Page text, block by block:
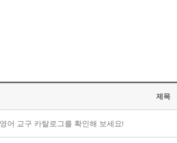
제목
어 교구 카탈로그를 확인해 보세요!